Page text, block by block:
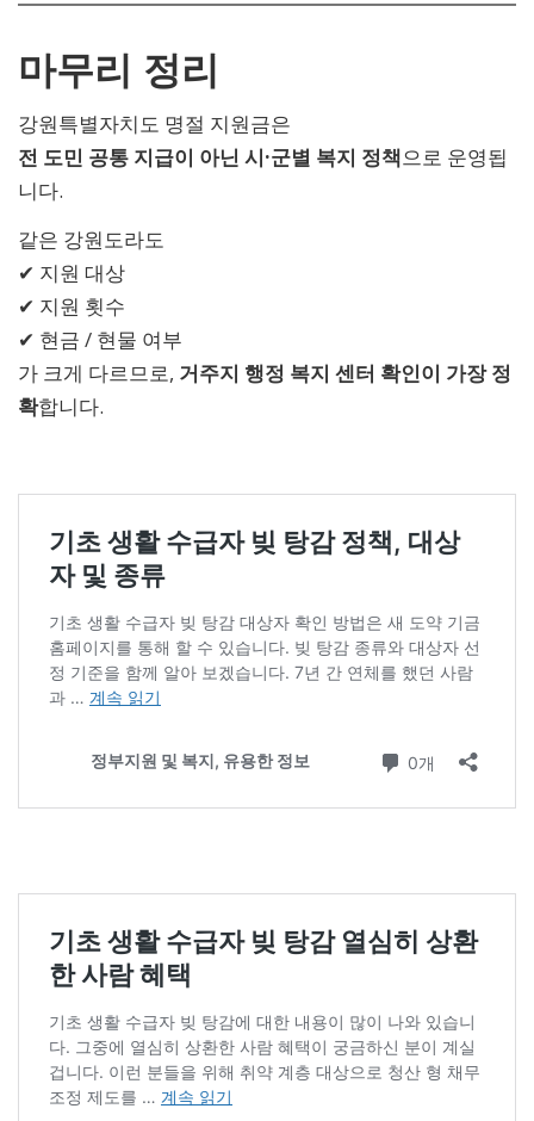
마무리 정리
강원특별자치도 명절 지원금은
전 도민 공통 지급이 아닌 시·군별 복지 정책으로 운영됩
니다.
같은 강원도라도
✔ 지원 대상
✔ 지원 횟수
✔ 현금 / 현물 여부
가 크게 다르므로, 거주지 행정 복지 센터 확인이 가장 정
확합니다.